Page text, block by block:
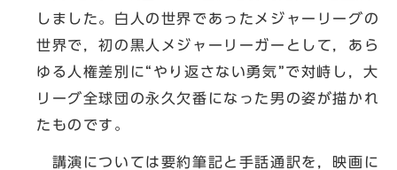
しました。白人の世界であったメジャーリーグの
世界で，初の黒人メジャーリーガーとして，あら
ゆる人権差別に“やり返さない勇気”で対峙し，大
リーグ全球団の永久欠番になった男の姿が描かれ
たものです。
講演については要約筆記と手話通訳を，映画に